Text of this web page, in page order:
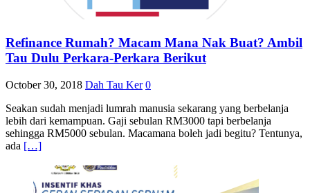
Refinance Rumah? Macam Mana Nak Buat? Ambil
Tau Dulu Perkara-Perkara Berikut
October 30, 2018 Dah Tau Ker 0
Seakan sudah menjadi lumrah manusia sekarang yang berbelanja
lebih dari kemampuan. Gaji sebulan RM3000 tapi berbelanja
sehingga RM5000 sebulan. Macamana boleh jadi begitu? Tentunya,
ada […]